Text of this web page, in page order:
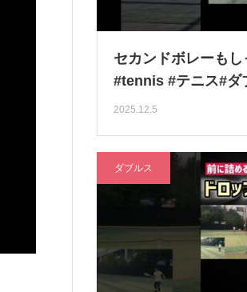
セカンドボレーも
#tennis #テニス#ダ
2025.12.5
ダブルス